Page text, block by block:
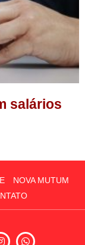
salários
NOVA MUTUM